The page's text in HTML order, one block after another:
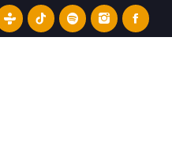
MÚSICA LATINA Y